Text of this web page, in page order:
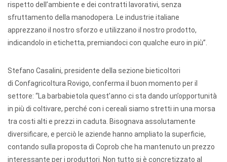
rispetto dell’ambiente e dei contratti lavorativi, senza
sfruttamento della manodopera. Le industrie italiane
apprezzano il nostro sforzo e utilizzano il nostro prodotto,
indicandolo in etichetta, premiandoci con qualche euro in più”.
Stefano Casalini, presidente della sezione bieticoltori
di Confagricoltura Rovigo, conferma il buon momento per il
settore: “La barbabietola quest’anno ci sta dando un’opportunità
in più di coltivare, perché con i cereali siamo stretti in una morsa
tra costi alti e prezzi in caduta. Bisognava assolutamente
diversificare, e perciò le aziende hanno ampliato la superficie,
contando sulla proposta di Coprob che ha mantenuto un prezzo
interessante per i produttori. Non tutto si è concretizzato al